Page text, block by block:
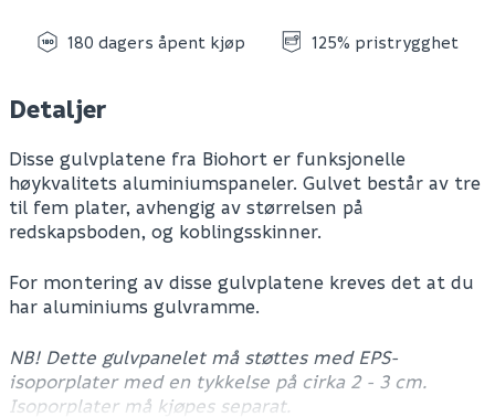
180 dagers åpent kjøp 125% pristrygghet
Detaljer
Disse gulvplatene fra Biohort er funksjonelle
høykvalitets aluminiumspaneler. Gulvet består av tre
til fem plater, avhengig av størrelsen på
redskapsboden, og koblingsskinner.
For montering av disse gulvplatene kreves det at du
har aluminiums gulvramme.
NB! Dette gulvpanelet må støttes med EPS-
isoporplater med en tykkelse på cirka 2 - 3 cm.
Isoporplater må kjøpes separat.